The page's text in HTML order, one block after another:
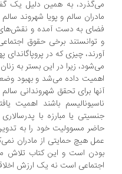
به همین دلیل یک گفتمان
سالم و پویا شهروند سالم را
به دست آمده و نقش‌های
برخی حقوق اجتماعی
چیزی که در پروپاگاندای پهلوی
زیرا در این بستر به زنان از
داده می‌شد و بهبود وضعیت
برای تحقق شهروندانی سالم و
باشند اهمیت یافته
یا مبارزه با پدرسالاری را
مسوولیت خود را به تدوین و
هیچ حمایتی از مادران نمی‌کند.
است و این کتاب تلاش می‌کند
است نه یک ارزش اخلاقی.